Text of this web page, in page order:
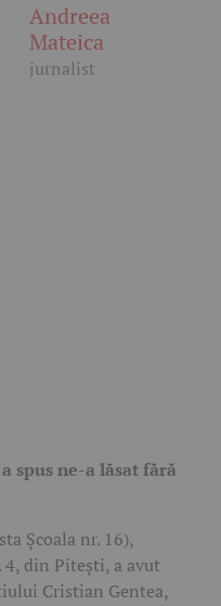
Andreea
Mateica
jurnalist
spus ne-a lăsat fără
Școala nr. 16),
4, din Pitești, a avut
Cristian Gentea,